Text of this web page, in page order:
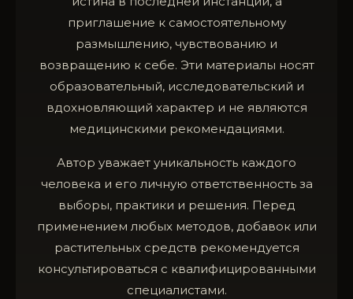
приглашение к самостоятельному
размышлению, чувствованию и
возвращению к себе. Эти материалы носят
образовательный, исследовательский и
вдохновляющий характер и не являются
медицинскими рекомендациями.
Автор уважает уникальность каждого
человека и его личную ответственность за
выборы, практики и решения. Перед
применением любых методов, добавок или
растительных средств рекомендуется
консультироваться с квалифицированными
специалистами.